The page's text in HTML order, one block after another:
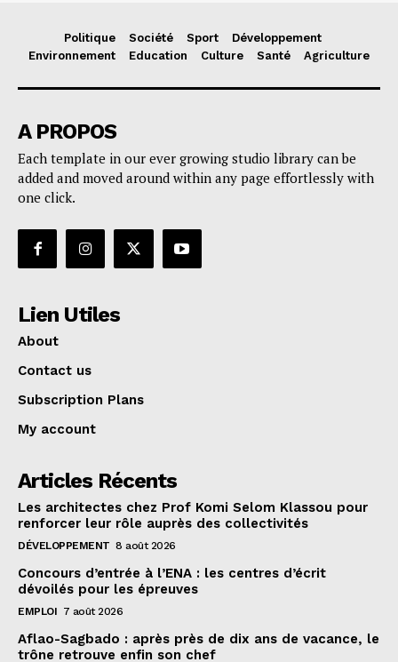
Politique Société Sport
Développement
Environnement
Education Culture Santé Agriculture
A PROPOS
Each template in our ever growing studio library can be
added and moved around within any page effortlessly with
one click.
Lien Utiles
About
Contact us
Subscription Plans
My account
Articles Récents
Les architectes chez Prof Komi Selom Klassou pour
renforcer leur rôle auprès des collectivités
DÉVELOPPEMENT 8 août 2026
Concours d’entrée à l’ENA : les centres d’écrit
dévoilés pour les épreuves
EMPLOI 7 août 2026
Aflao-Sagbado : après près de dix ans de vacance, le
trône retrouve enfin son chef